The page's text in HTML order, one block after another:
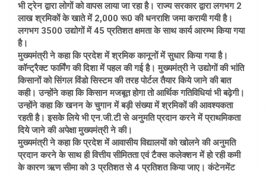
भी ट्रेन द्वारा लोगों को वापस लाया जा रहा है। राज्य सरकार द्वारा लगभग 2
लाख श्रमिकों के खाते में 2,000 रू0 की धनराशि जमा करायी गयी है।
लगभग 3500 उद्योगों में 45 प्रतिशत क्षमता के साथ कार्य आरम्भ किया गया
है।
मुख्यमंत्री ने कहा कि प्रदेश में श्रमिक कानूनों में सुधार किया गया है।
कॉन्ट्रैक्ट फार्मिंग की दिशा में पहल की गई है। मुख्यमंत्री ने उद्योगों की भांति
किसानों को सिंगल विंडो सिस्टम की तरह पोर्टल तैयार किये जाने की बात
कही। उन्होंने कहा कि किसान मजबूत होगा तो आर्थिक गतिविधियां भी बढ़ेगी।
उन्होंने कहा कि खनन के चुगान में बड़ी संख्या में श्रमिकों की आवश्यकता
रहती है। इसके लिये भी एन.जी.टी से अनुमति प्रदान करने में प्राथमिकता
दिये जाने की अपेक्षा मुख्यमंत्री ने की।
मुख्यमंत्री ने कहा कि प्रदेश में आवासीय विद्यालयों को खोलने की अनुमति
प्रदान करने के साथ ही वित्तीय सीमितता एवं टैक्स कलेक्शन में हो रही कमी
के कारण ऋण सीमा को 3 प्रतिशत से 4 प्रतिशत किया जाए। कंटेनमेंट